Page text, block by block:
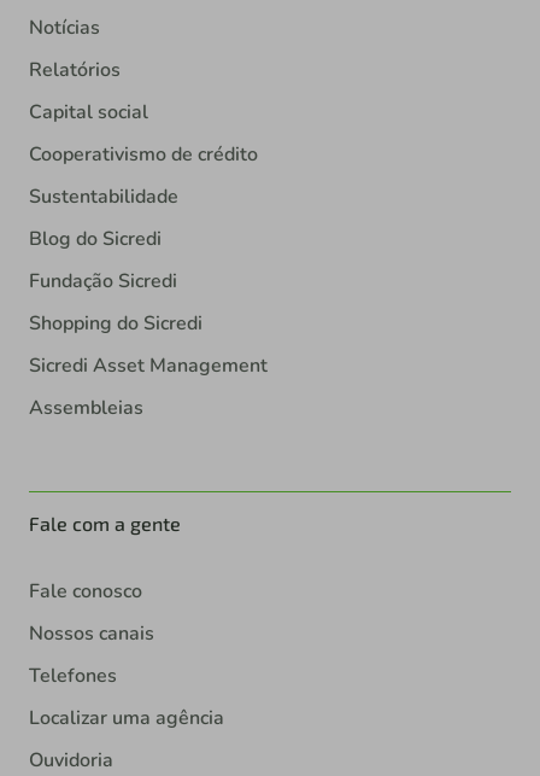
Notícias
Relatórios
Capital social
Cooperativismo de crédito
Sustentabilidade
Blog do Sicredi
Fundação Sicredi
Shopping do Sicredi
Sicredi Asset Management
Assembleias
Fale com a gente
Fale conosco
Nossos canais
Telefones
Localizar uma agência
Ouvidoria